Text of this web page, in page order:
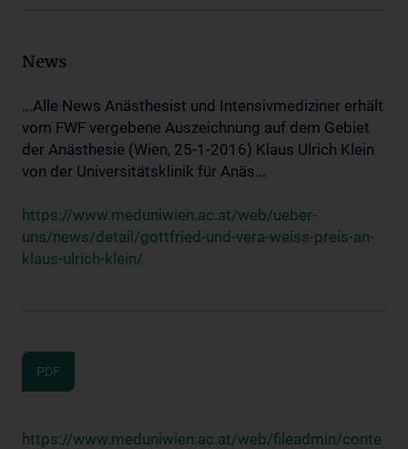
News
...Alle News Anästhesist und Intensivmediziner erhält
vom FWF vergebene Auszeichnung auf dem Gebiet
der Anästhesie (Wien, 25-1-2016) Klaus Ulrich Klein
von der Universitätsklinik für Anäs...
https://www.meduniwien.ac.at/web/ueber-
uns/news/detail/gottfried-und-vera-weiss-preis-an-
klaus-ulrich-klein/
PDF
https://www.meduniwien.ac.at/web/fileadmin/conte